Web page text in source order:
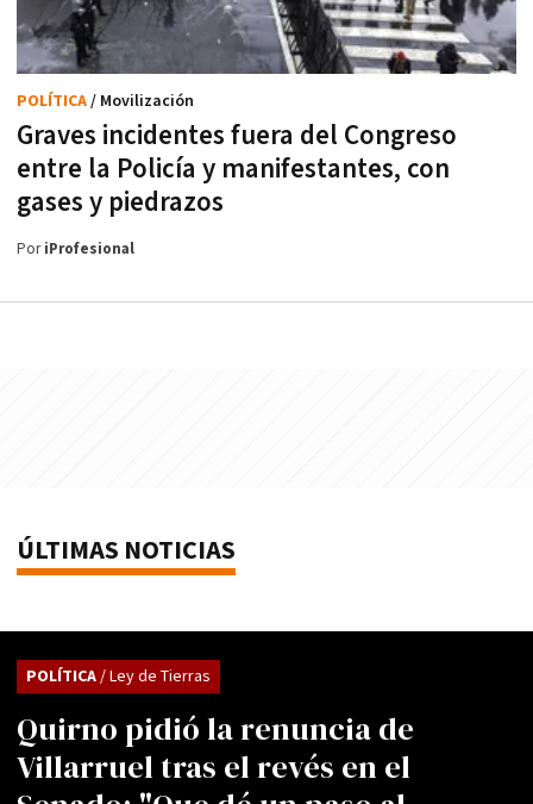
Graves incidentes fuera del Congreso
entre la Policía y manifestantes, con
gases y piedrazos
POLÍTICA/ Movilización
PoriProfesional
ÚLTIMAS NOTICIAS
Quirno pidió la renuncia de
Villarruel tras el revés en el
POLÍTICA/ Ley de Tierras